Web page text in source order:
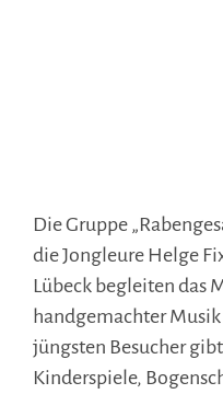
Die Gruppe
die Jongleure Helge
Lübeck begleiten das
handgemachter
jüngsten Besucher
Kinderspiele,